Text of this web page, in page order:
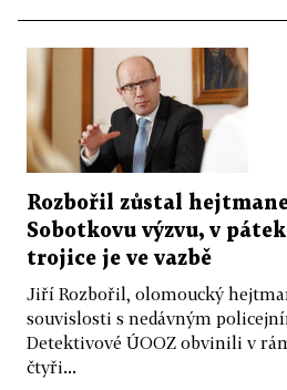
Rozbořil zůstal
Sobotkovu výzvu, v
trojice je ve vazbě
Jiří Rozbořil, olomoucký
souvislosti s nedávným
Detektivové ÚOOZ obvinili v
čtyři...